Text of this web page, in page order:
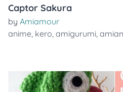
Captor Sakura
by Amiamour
anime, kero, amigurumi,